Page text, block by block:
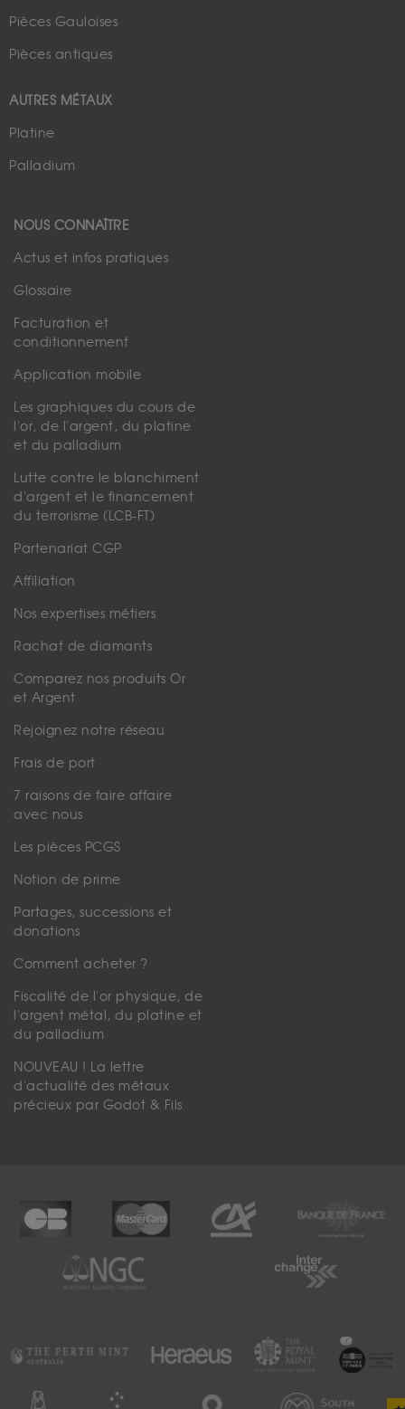
Pièces Gauloises
Pièces antiques
AUTRES MÉTAUX
Platine
Palladium
NOUS CONNAÎTRE
Actus et infos pratiques
Glossaire
Facturation et
conditionnement
Application mobile
Les graphiques du cours de
l'or, de l'argent, du platine
et du palladium
Lutte contre le blanchiment
d'argent et le financement
du terrorisme (LCB-FT)
Partenariat CGP
Affiliation
Nos expertises métiers
Rachat de diamants
Comparez nos produits Or
et Argent
Rejoignez notre réseau
Frais de port
7 raisons de faire affaire
avec nous
Les pièces PCGS
Notion de prime
Partages, successions et
donations
Comment acheter ?
Fiscalité de l'or physique, de
l'argent métal, du platine et
du palladium
NOUVEAU ! La lettre
d'actualité des métaux
précieux par Godot & Fils